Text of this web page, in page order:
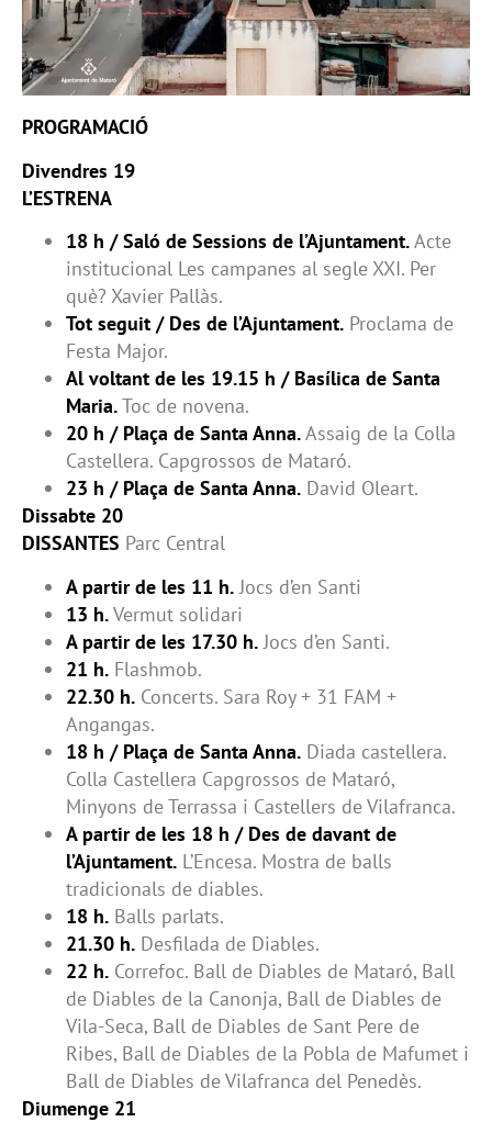
PROGRAMACIÓ
Divendres 19
L’ESTRENA
18 h / Saló de Sessions de l’Ajuntament.Acte
institucional Les campanes al segle XXI. Per
què? Xavier Pallàs.
Tot seguit / Des de l’Ajuntament. Proclama de
Festa Major.
Al voltant de les 19.15 h / Basílica de Santa
Maria.Toc de novena.
20 h / Plaça de Santa Anna.Assaig de la Colla
Castellera. Capgrossos de Mataró.
23 h / Plaça de Santa Anna. David Oleart.
Dissabte 20
DISSANTES Parc Central
A partir de les 11 h.Jocs d’en Santi
13 h.Vermut solidari
A partir de les 17.30 h.Jocs d’en Santi.
21 h. Flashmob.
22.30 h. Concerts. Sara Roy + 31 FAM +
Angangas.
18 h / Plaça de Santa Anna. Diada castellera.
Colla Castellera Capgrossos de Mataró,
Minyons de Terrassa i Castellers de Vilafranca.
A partir de les 18 h / Des de davant de
l’Ajuntament. L’Encesa. Mostra de balls
tradicionals de diables.
18 h. Balls parlats.
21.30 h. Desfilada de Diables.
22 h. Correfoc. Ball de Diables de Mataró, Ball
de Diables de la Canonja, Ball de Diables de
Vila-Seca, Ball de Diables de Sant Pere de
Ribes, Ball de Diables de la Pobla de Mafumet i
Ball de Diables de Vilafranca del Penedès.
Diumenge 21